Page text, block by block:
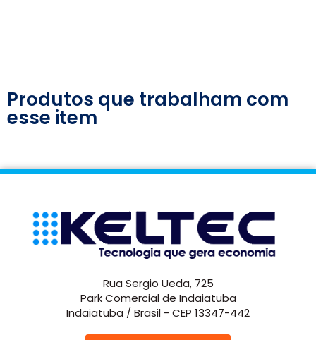
Produtos que trabalham com
esse item
Rua Sergio Ueda, 725
Park Comercial de Indaiatuba
Indaiatuba / Brasil - CEP 13347-442